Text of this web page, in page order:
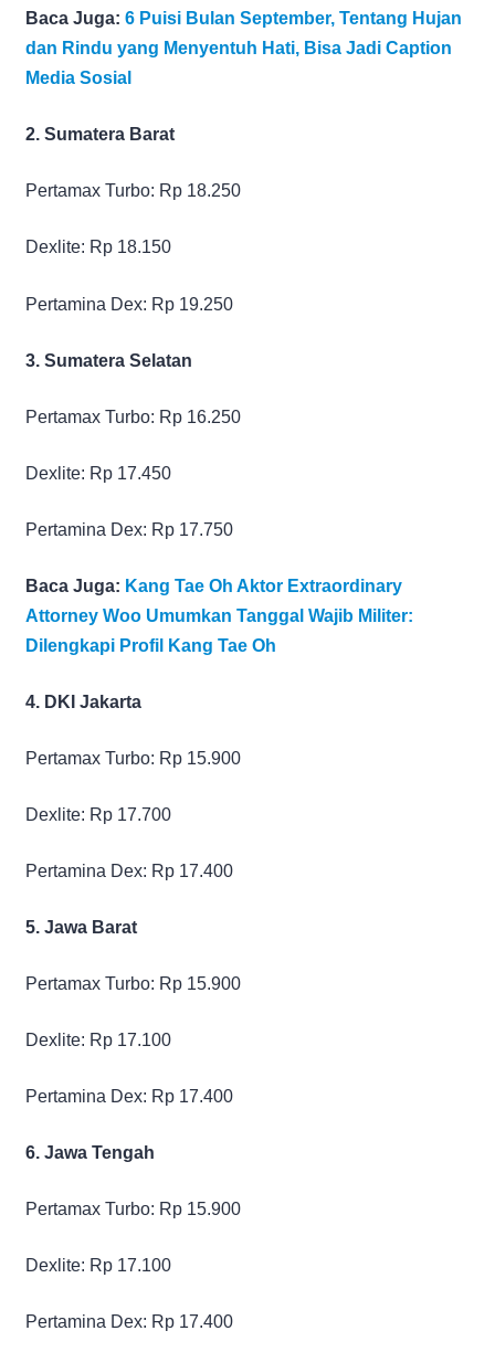
Baca Juga: 6 Puisi Bulan September, Tentang Hujan
dan Rindu yang Menyentuh Hati, Bisa Jadi Caption
Media Sosial
2. Sumatera Barat
Pertamax Turbo: Rp 18.250
Dexlite: Rp 18.150
Pertamina Dex: Rp 19.250
3. Sumatera Selatan
Pertamax Turbo: Rp 16.250
Dexlite: Rp 17.450
Pertamina Dex: Rp 17.750
Baca Juga: Kang Tae Oh Aktor Extraordinary
Attorney Woo Umumkan Tanggal Wajib Militer:
Dilengkapi Profil Kang Tae Oh
4. DKI Jakarta
Pertamax Turbo: Rp 15.900
Dexlite: Rp 17.700
Pertamina Dex: Rp 17.400
5. Jawa Barat
Pertamax Turbo: Rp 15.900
Dexlite: Rp 17.100
Pertamina Dex: Rp 17.400
6. Jawa Tengah
Pertamax Turbo: Rp 15.900
Dexlite: Rp 17.100
Pertamina Dex: Rp 17.400